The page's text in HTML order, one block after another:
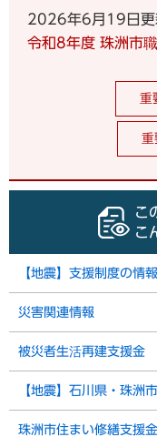
2026年6月19日更
令和8年度 珠洲市
重
重
こ
こ
【地震】支援制度の情報
災害関連情報
被災者生活再建支援金
【地震】石川県・珠洲
珠洲市住まい修繕支援金